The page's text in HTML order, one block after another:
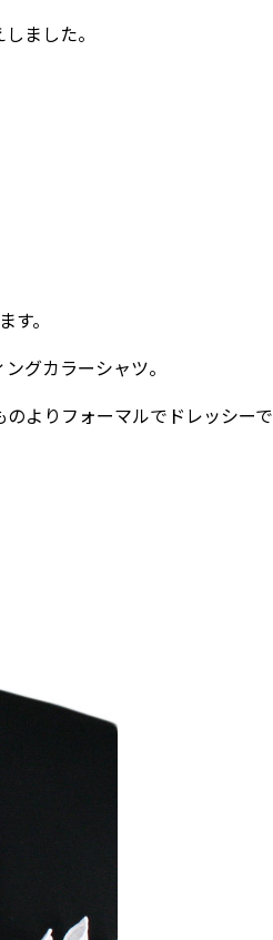
ました。
。
グカラーシャツ。
よりフォーマルでドレッシーで